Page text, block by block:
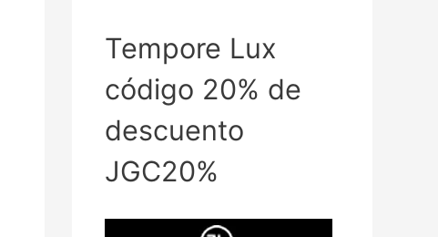
Tempore Lux
código 20% de
descuento
JGC20%